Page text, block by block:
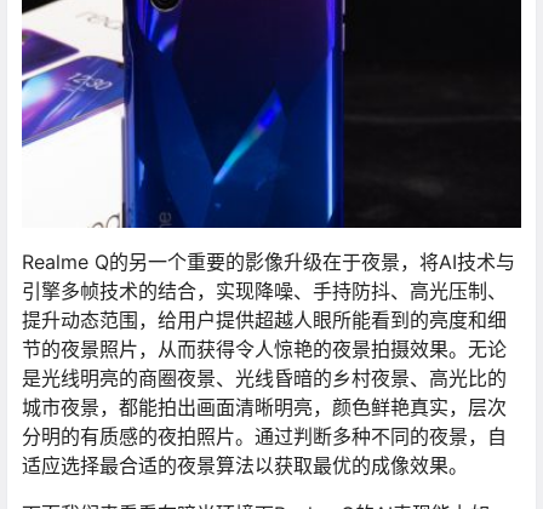
Realme Q的另一个重要的影像升级在于夜景，将AI技术与
引擎多帧技术的结合，实现降噪、手持防抖、高光压制、
提升动态范围，给用户提供超越人眼所能看到的亮度和细
节的夜景照片，从而获得令人惊艳的夜景拍摄效果。无论
是光线明亮的商圈夜景、光线昏暗的乡村夜景、高光比的
城市夜景，都能拍出画面清晰明亮，颜色鲜艳真实，层次
分明的有质感的夜拍照片。通过判断多种不同的夜景，自
适应选择最合适的夜景算法以获取最优的成像效果。